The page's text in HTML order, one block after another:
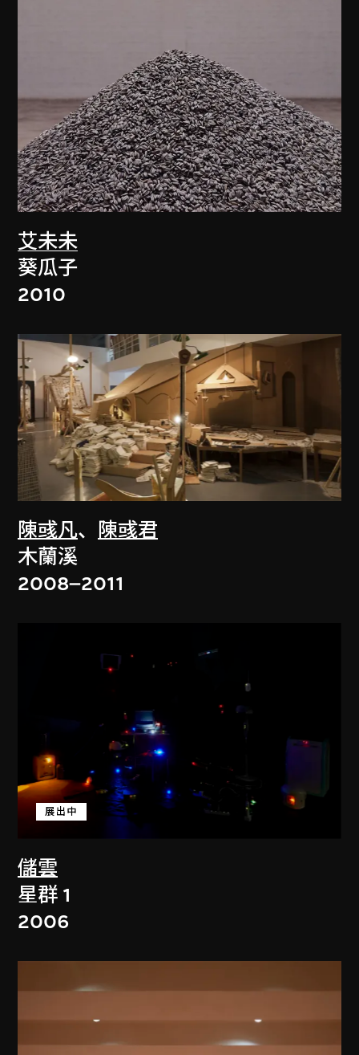
艾未未
葵瓜子
2010
陳彧凡、
陳彧君
木蘭溪
2008–2011
儲雲
展出中
星群 1
2006